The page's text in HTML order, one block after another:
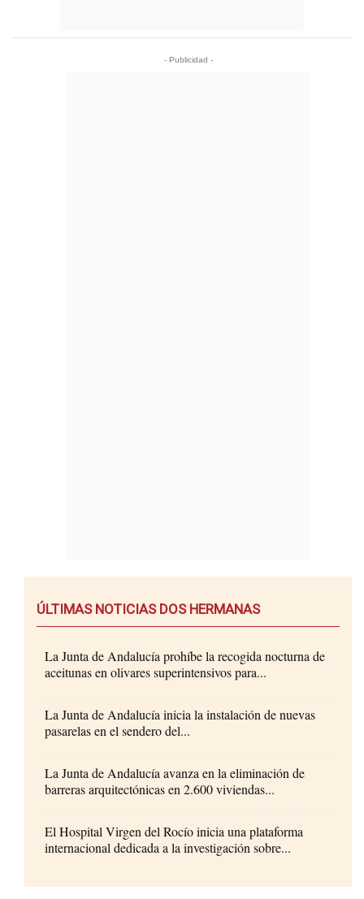
- Publicidad -
ÚLTIMAS NOTICIAS DOS HERMANAS
La Junta de Andalucía prohíbe la recogida nocturna de
aceitunas en olivares superintensivos para...
La Junta de Andalucía inicia la instalación de nuevas
pasarelas en el sendero del...
La Junta de Andalucía avanza en la eliminación de
barreras arquitectónicas en 2.600 viviendas...
El Hospital Virgen del Rocío inicia una plataforma
internacional dedicada a la investigación sobre...